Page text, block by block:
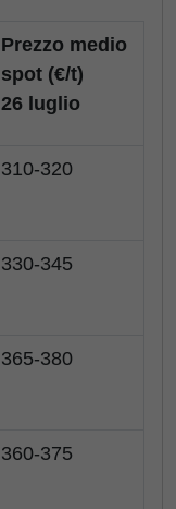
Prezzo medio
spot (€/t)
26 luglio
310-320
330-345
365-380
360-375